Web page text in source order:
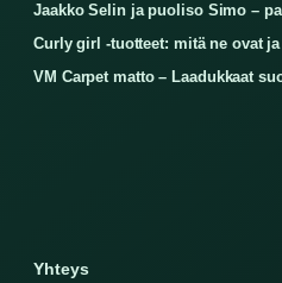
Jaakko Selin ja puoliso Simo –
Curly girl -tuotteet: mitä ne ovat
VM Carpet matto – Laadukkaat
Yhteys